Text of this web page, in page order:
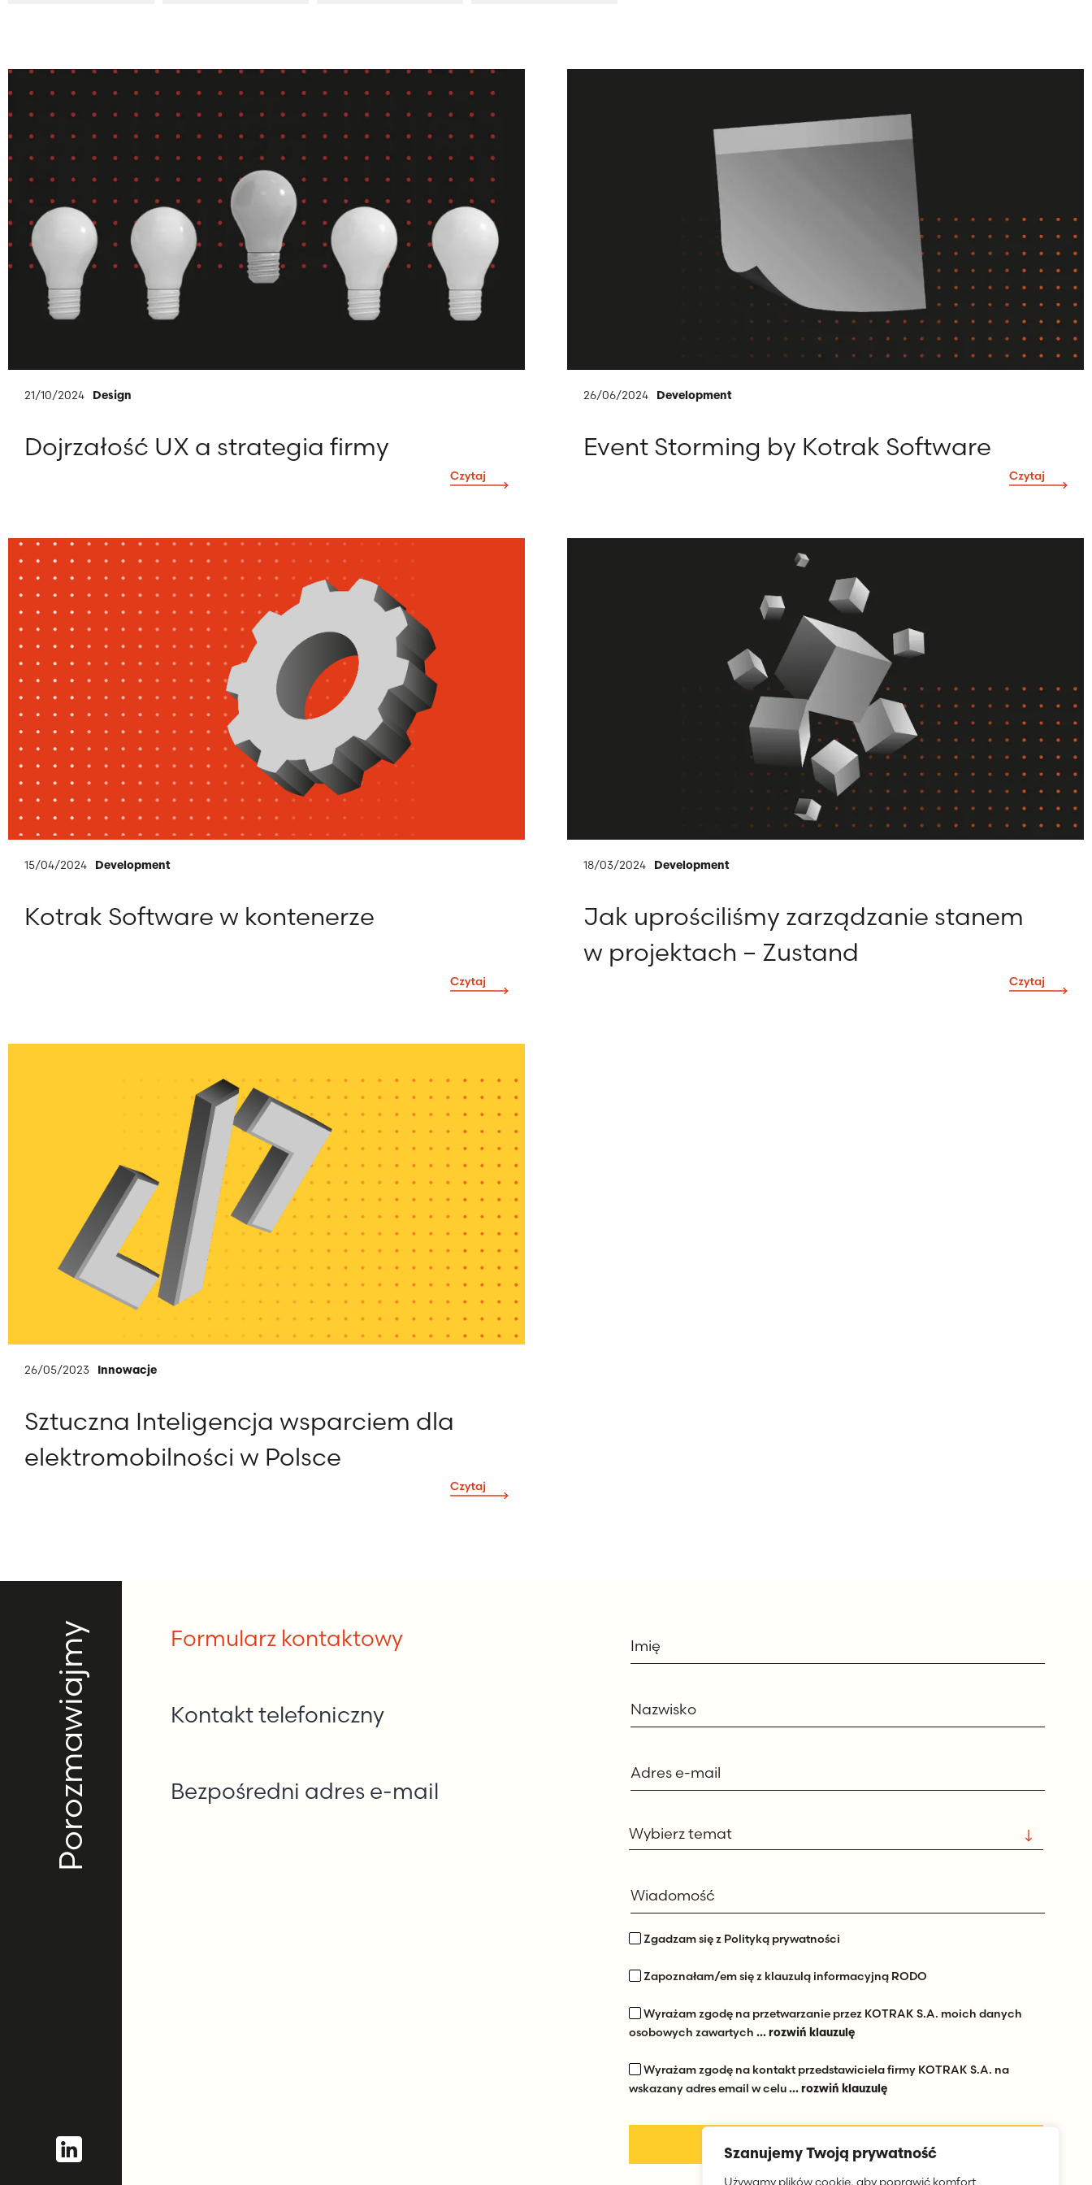
Szanujemy Twoją prywatność
Używamy plików cookie, aby poprawić komfort
21/10/2024 Design
Dojrzałość UX a strategia firmy
26/06/2024 Development
Event Storming by Kotrak Software
15/04/2024 Development
Kotrak Software w kontenerze
18/03/2024 Development
Jak uprościliśmy zarządzanie stanem
w projektach – Zustand
26/05/2023 Innowacje
Sztuczna Inteligencja wsparciem dla
elektromobilności w Polsce
Porozmawiajmy Formularz kontaktowy
Kontakt telefoniczny
Bezpośredni adres e-mail
Zgadzam się z Polityką prywatności
Zapoznałam/em się z klauzulą informacyjną RODO
Wyrażam zgodę na przetwarzanie przez KOTRAK S.A. moich danych
osobowych zawartych ... rozwiń klauzulę
Wyrażam zgodę na kontakt przedstawiciela firmy KOTRAK S.A. na
wskazany adres email w celu... rozwiń klauzulę